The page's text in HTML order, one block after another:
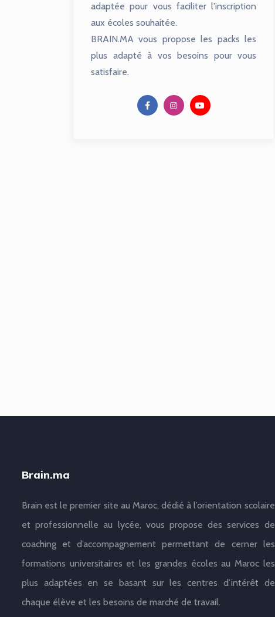
adaptée pour vous faciliter l'inscription
aux écoles souhaitée.
BRAIN.MA vous propose les packs les
plus adapté à vos besoins pour vous
satisfaire.
Brain.ma
Brain est le premier site au Maroc, dédié à l’orientation scolaire
et professionnelle au lycée, vous propose des services de
coaching et d’accompagnement permettant de cerner les
formations universitaires et les grandes écoles au Maroc les
plus adaptées en se basant sur les centres d’intérêt de
chaque élève et les besoins de marché de travail.